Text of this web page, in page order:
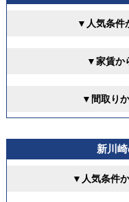
▼人気条件
▼家賃か
▼間取り
新川
▼人気条件